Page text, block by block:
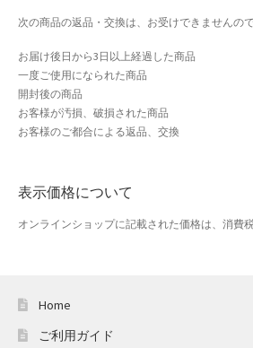
セール
テスト 「テーブル
ハロウィン特集
プライバシーポリシー
ベンダー登録
次の商品の返品・交換は、お受けできませんの
お届け後日から3日以上経過した商品
一度ご使用になられた商品
開封後の商品
お客様が汚損、破損された商品
お客様のご都合による返品、交換
表示価格について
オンラインショップに記載された価格は、消費
Home
ご利用ガイド